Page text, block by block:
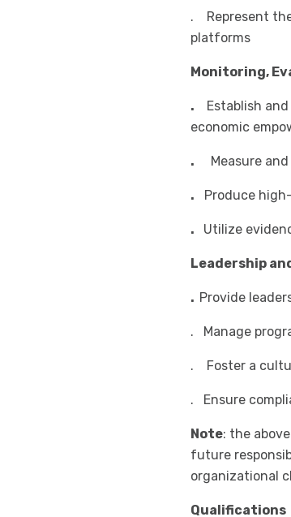
. Represent
platforms
Monitoring,
. Establish
economic
. Measure and
. Produce
. Utilize
Leadership
. Provide
. Manage
. Foster a
. Ensure
Note: the
future
organizational
Qualifications